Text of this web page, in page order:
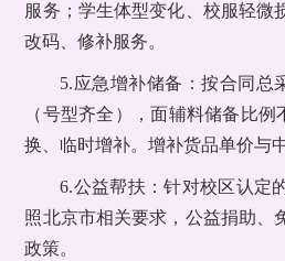
服务；学生体型变化、校服轻微
改码、修补服务。
5.应急增补储备：按合同总
（号型齐全），面辅料储备比例
换、临时增补。增补货品单价与
6.公益帮扶：针对校区认定
照北京市相关要求，公益捐助、
政策。